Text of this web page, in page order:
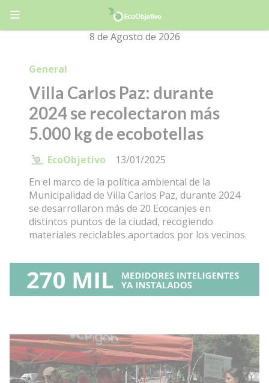
8 de Agosto de 2026
Villa Carlos Paz: durante
2024 se recolectaron más
5.000 kg de ecobotellas
En el marco de la política ambiental de la
Municipalidad de Villa Carlos Paz, durante 2024
se desarrollaron más de 20 Ecocanjes en
distintos puntos de la ciudad, recogiendo
materiales reciclables aportados por los vecinos.
General
13/01/2025
EcoObjetivo